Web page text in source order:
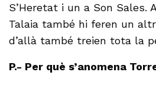
S’Heretat i un a Son Sales.
Talaia també hi feren un
d’allà també treien tota la
P.- Per què s’anomena